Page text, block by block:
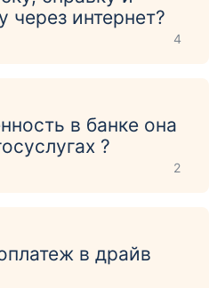
через интернет?
4
в банке она
?
2
в драйв